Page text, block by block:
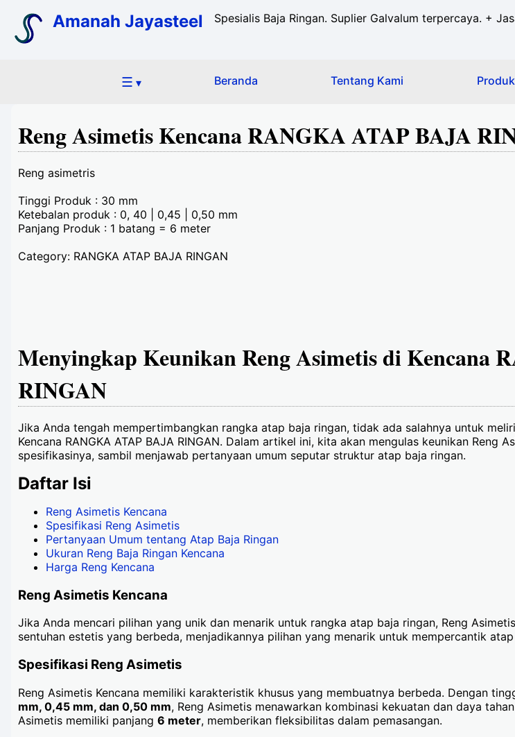
Amanah Jayasteel Spesialis Baja Ringan. Suplier Galvalum terpercaya. +
☰ ▾ Beranda Tentang Kami
Reng Asimetis Kencana RANGKA ATAP BAJA
Reng asimetris
Tinggi Produk : 30 mm
Ketebalan produk : 0, 40 | 0,45 | 0,50 mm
Panjang Produk : 1 batang = 6 meter
Category: RANGKA ATAP BAJA RINGAN
Menyingkap Keunikan Reng Asimetis di Kencana
RINGAN
Jika Anda tengah mempertimbangkan rangka atap baja ringan, tidak ada salahnya untuk
Kencana RANGKA ATAP BAJA RINGAN. Dalam artikel ini, kita akan mengulas keunikan Reng
spesifikasinya, sambil menjawab pertanyaan umum seputar struktur atap baja ringan.
Daftar Isi
Reng Asimetis Kencana
Spesifikasi Reng Asimetis
Pertanyaan Umum tentang Atap Baja Ringan
Ukuran Reng Baja Ringan Kencana
Harga Reng Kencana
Reng Asimetis Kencana
Jika Anda mencari pilihan yang unik dan menarik untuk rangka atap baja ringan, Reng
sentuhan estetis yang berbeda, menjadikannya pilihan yang menarik untuk mempercantik
Spesifikasi Reng Asimetis
Reng Asimetis Kencana memiliki karakteristik khusus yang membuatnya berbeda. Dengan
mm, 0,45 mm, dan 0,50 mm, Reng Asimetis menawarkan kombinasi kekuatan dan daya
Asimetis memiliki panjang 6 meter, memberikan fleksibilitas dalam pemasangan.